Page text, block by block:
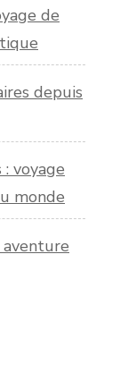
de
depuis
voyage
monde